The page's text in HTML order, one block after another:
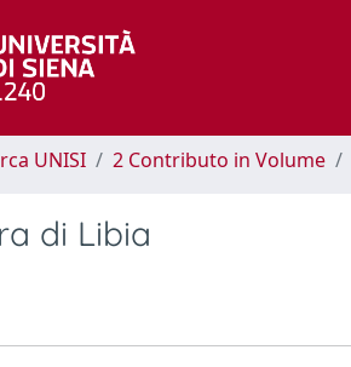
UNISI 2 Contributo in Volume
di Libia